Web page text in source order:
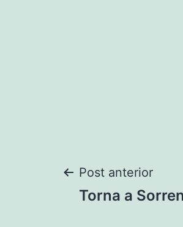
Post anterior
Torna a